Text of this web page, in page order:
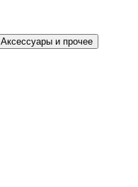
Аксессуары и прочее